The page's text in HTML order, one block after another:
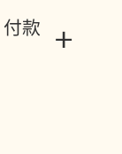
款
+